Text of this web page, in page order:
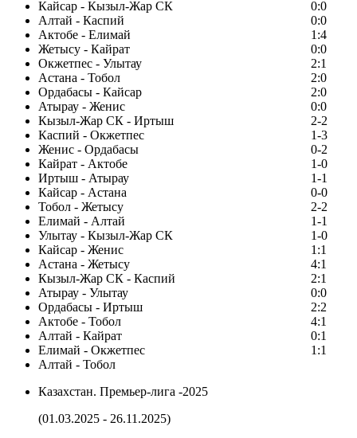
Кайсар - Кызыл-Жар СК
0:0
Алтай - Каспий
0:0
Актобе - Елимай
1:4
Жетысу - Кайрат
0:0
Окжетпес - Улытау
2:1
Астана - Тобол
2:0
Ордабасы - Кайсар
2:0
Атырау - Женис
0:0
Кызыл-Жар СК - Иртыш
2-2
Каспий - Окжетпес
1-3
Женис - Ордабасы
0-2
Кайрат - Актобе
1-0
Иртыш - Атырау
1-1
Кайсар - Астана
0-0
Тобол - Жетысу
2-2
Елимай - Алтай
1-1
Улытау - Кызыл-Жар СК
1-0
Кайсар - Женис
1:1
Астана - Жетысу
4:1
Кызыл-Жар СК - Каспий
2:1
Атырау - Улытау
0:0
Ордабасы - Иртыш
2:2
Актобе - Тобол
4:1
Алтай - Кайрат
0:1
Елимай - Окжетпес
1:1
Алтай - Тобол
Казахстан. Премьер-лига -2025
(01.03.2025 - 26.11.2025)